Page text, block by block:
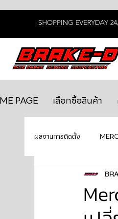
SHOPPING EVERYDAY
PAGE เลือกซื้อสินค้า
ผลงานการติดตั้ง
BENTLEY